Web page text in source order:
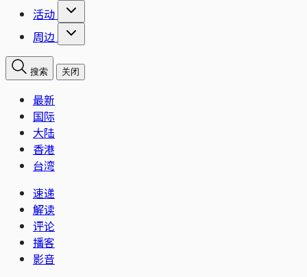
活动
周边
搜索 关闭
最新
国际
大陆
香港
台湾
速递
解读
评论
播客
影音